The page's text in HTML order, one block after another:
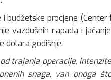
budžetske procjene
vazdušnih napada i
dolara godišnje.
trajanja operacije,
snaga, van onoga